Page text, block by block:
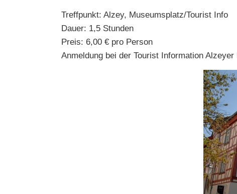
Treffpunkt: Alzey, Museumsplatz/Tourist Info
Dauer: 1,5 Stunden
Preis: 6,00 € pro Person
Anmeldung bei der Tourist Information